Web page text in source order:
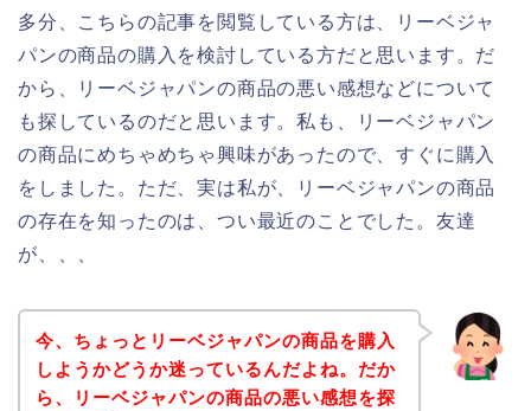
多分、こちらの記事を閲覧している方は、リーベジャ
パンの商品の購入を検討している方だと思います。だ
から、リーベジャパンの商品の悪い感想などについて
も探しているのだと思います。私も、リーベジャパン
の商品にめちゃめちゃ興味があったので、すぐに購入
をしました。ただ、実は私が、リーベジャパンの商品
の存在を知ったのは、つい最近のことでした。友達
が、、、
今、ちょっとリーベジャパンの商品を購入
しようかどうか迷っているんだよね。だか
ら、リーベジャパンの商品の悪い感想を探